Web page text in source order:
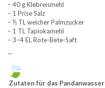
– 40 g Klebreismehl
– 1 Prise Salz
– ½ TL weicher Palmzucker
– 1 TL Tapiokamehl
– 3–4 EL Rote-Bete-Saft
—
Zutaten für das Pandanwasser